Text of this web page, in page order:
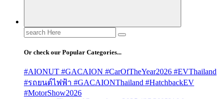
Search
for:
Or check our Popular Categories...
#AIONUT #GACAION #CarOfTheYear2026 #EVThailand
#รถยนต์ไฟฟ้า #GACAIONThailand #HatchbackEV
#MotorShow2026